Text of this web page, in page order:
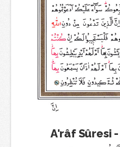
A'râf Sûresi